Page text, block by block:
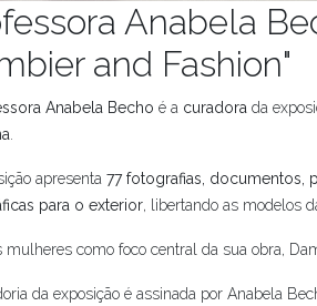
Anabela
and Fashion"
Anabela Becho é a curadora da
apresenta 77 fotografias, documentos,
para o exterior, libertando as modelos
mulheres como foco central da sua obra,
da exposição é assinada por Anabela